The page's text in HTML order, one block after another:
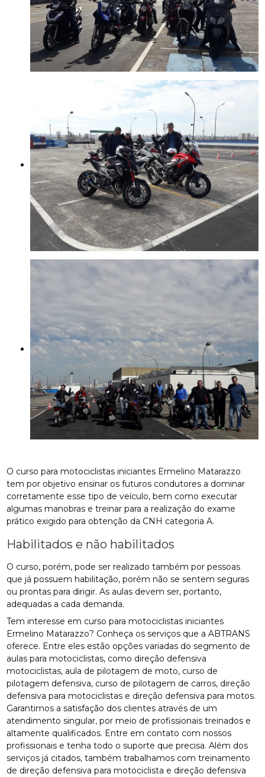
O curso para motociclistas iniciantes Ermelino Matarazzo
tem por objetivo ensinar os futuros condutores a dominar
corretamente esse tipo de veículo, bem como executar
algumas manobras e treinar para a realização do exame
prático exigido para obtenção da CNH categoria A.
Habilitados e não habilitados
O curso, porém, pode ser realizado também por pessoas
que já possuem habilitação, porém não se sentem seguras
ou prontas para dirigir. As aulas devem ser, portanto,
adequadas a cada demanda.
Tem interesse em curso para motociclistas iniciantes
Ermelino Matarazzo? Conheça os serviços que a ABTRANS
oferece. Entre eles estão opções variadas do segmento de
aulas para motociclistas, como direção defensiva
motociclistas, aula de pilotagem de moto, curso de
pilotagem defensiva, curso de pilotagem de carros, direção
defensiva para motociclistas e direção defensiva para motos.
Garantimos a satisfação dos clientes através de um
atendimento singular, por meio de profissionais treinados e
altamente qualificados. Entre em contato com nossos
profissionais e tenha todo o suporte que precisa. Além dos
serviços já citados, também trabalhamos com treinamento
de direção defensiva para motociclista e direção defensiva